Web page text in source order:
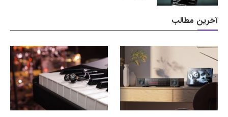
آخرین مطالب